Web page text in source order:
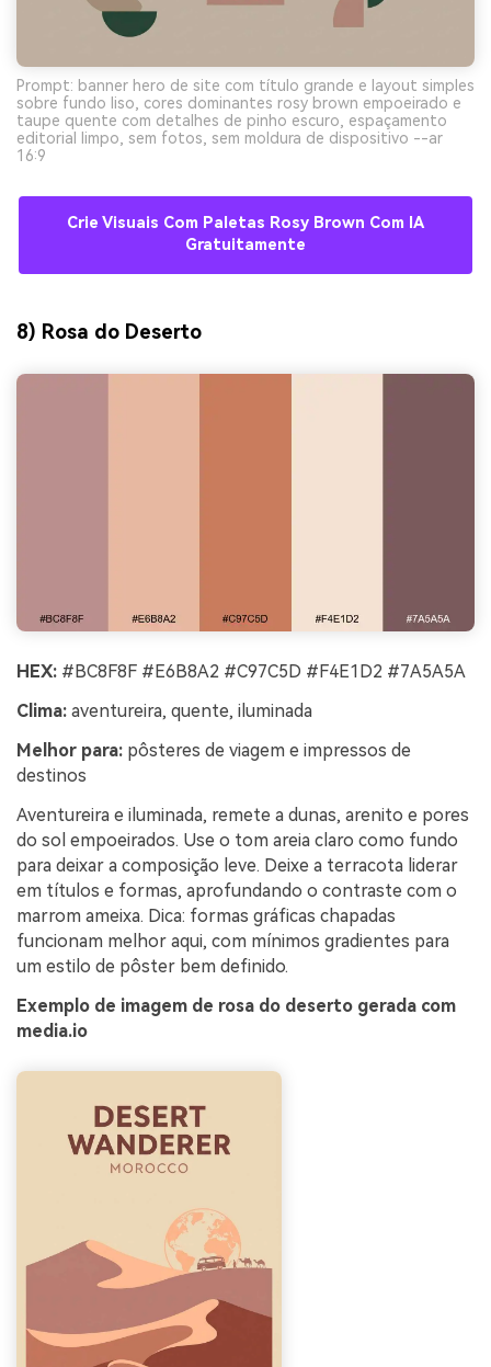
Prompt: banner hero de site com título grande e layout simples
sobre fundo liso, cores dominantes rosy brown empoeirado e
taupe quente com detalhes de pinho escuro, espaçamento
editorial limpo, sem fotos, sem moldura de dispositivo --ar
16:9
Crie Visuais Com Paletas Rosy Brown Com IA
Gratuitamente
8) Rosa do Deserto
HEX: #BC8F8F #E6B8A2 #C97C5D #F4E1D2 #7A5A5A
Clima: aventureira, quente, iluminada
Melhor para: pôsteres de viagem e impressos de
destinos
Aventureira e iluminada, remete a dunas, arenito e pores
do sol empoeirados. Use o tom areia claro como fundo
para deixar a composição leve. Deixe a terracota liderar
em títulos e formas, aprofundando o contraste com o
marrom ameixa. Dica: formas gráficas chapadas
funcionam melhor aqui, com mínimos gradientes para
um estilo de pôster bem definido.
Exemplo de imagem de rosa do deserto gerada com
media.io